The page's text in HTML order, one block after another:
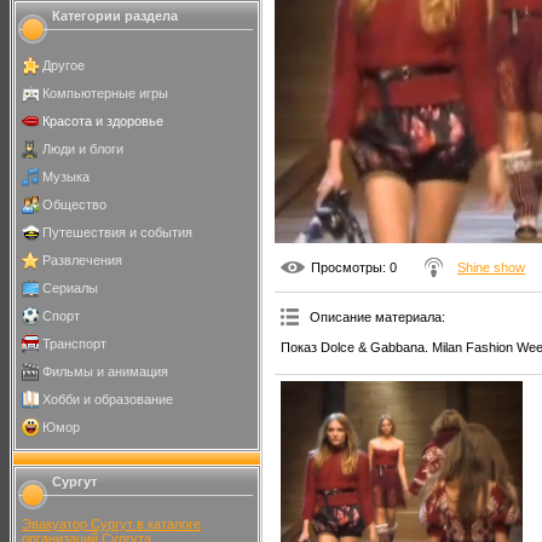
Категории раздела
Другое
Компьютерные игры
Красота и здоровье
Люди и блоги
Музыка
Общество
Путешествия и события
Развлечения
Сериалы
Спорт
Транспорт
Фильмы и анимация
Хобби и образование
Юмор
Сургут
Эвакуатор Сургут в каталоге
организаций Сургута
Просмотры: 0 Shine show
Описание материала:
Показ Dolce & Gabbana. Milan Fashion